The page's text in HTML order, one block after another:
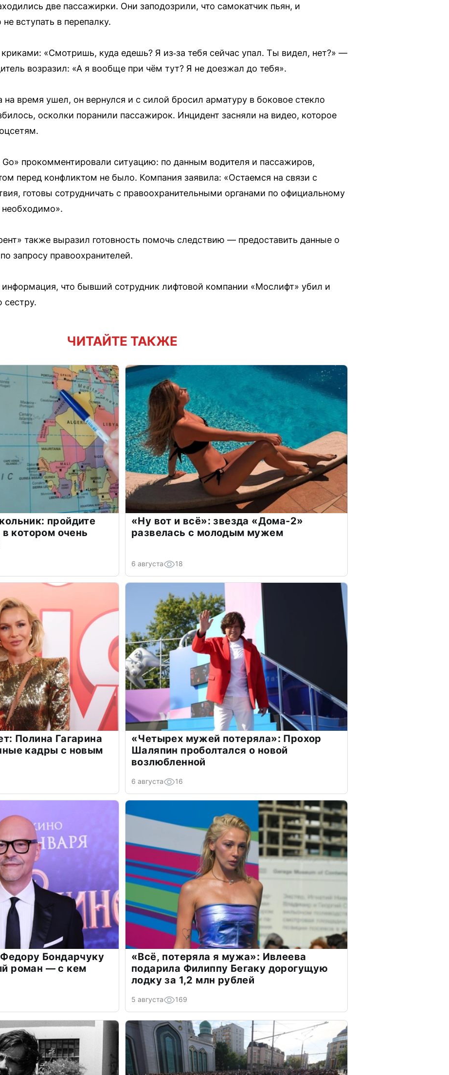
две пассажирки. Они заподозрили, что самокатчик пьян, и
вступать в перепалку.
«Смотришь, куда едешь? Я из‑за тебя сейчас упал. Ты видел, нет?» —
возразил: «А я вообще при чём тут? Я не доезжал до тебя».
на время ушел, он вернулся и с силой бросил арматуру в боковое стекло
осколки поранили пассажирок. Инцидент засняли на видео, которое
Go» прокомментировали ситуацию: по данным водителя и пассажиров,
перед конфликтом не было. Компания заявила: «Остаемся на связи с
готовы сотрудничать с правоохранительными органами по официальному
необходимо».
также выразил готовность помочь следствию — предоставить данные о
запросу правоохранителей.
что бывший сотрудник лифтовой компании «Мослифт» убил и
сестру.
ЧИТАЙТЕ ТАКЖЕ
пройдите
котором очень
«Ну вот и всё»: звезда «Дома-2»
развелась с молодым мужем
6 августа 18
Полина Гагарина
кадры с новым
«Четырех мужей потеряла»: Прохор
Шаляпин проболтался о новой
возлюбленной
6 августа 16
Бондарчуку
роман — с кем
«Всё, потеряла я мужа»: Ивлеева
подарила Филиппу Бегаку дорогущую
лодку за 1,2 млн рублей
5 августа 169